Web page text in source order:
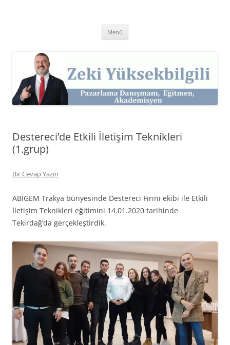
Kişisel Web Sitesi.
Menü
Destereci’de Etkili İletişim Teknikleri
(1.grup)
Bir Cevap Yazın
ABİGEM Trakya bünyesinde Destereci Fırını ekibi ile Etkili
İletişim Teknikleri eğitimini 14.01.2020 tarihinde
Tekirdağ’da gerçekleştirdik.